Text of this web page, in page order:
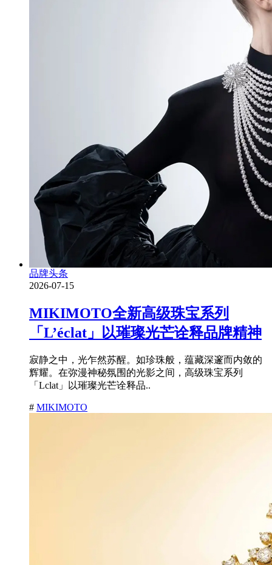
品牌头条
2026-07-15
MIKIMOTO全新高级珠宝系列
「L’éclat」以璀璨光芒诠释品牌精神
寂静之中，光乍然苏醒。如珍珠般，蕴藏深邃而内敛的
辉耀。在弥漫神秘氛围的光影之间，高级珠宝系列
「Lclat」以璀璨光芒诠释品..
# MIKIMOTO